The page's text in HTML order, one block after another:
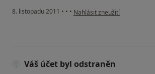
8. listopadu 2011 • • • podle názoru uživatele Pacient
Nahlásit zneužití
Váš účet byl odstraněn